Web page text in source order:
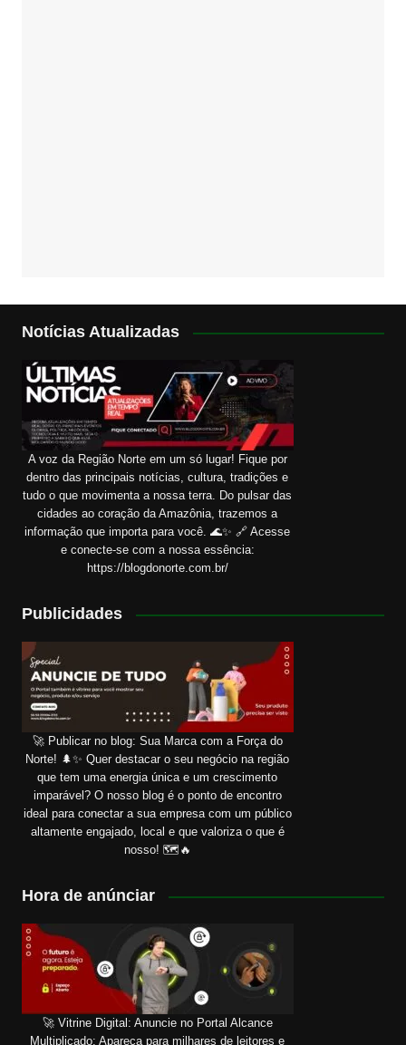
Notícias Atualizadas
A voz da Região Norte em um só lugar! Fique por
dentro das principais notícias, cultura, tradições e
tudo o que movimenta a nossa terra. Do pulsar das
cidades ao coração da Amazônia, trazemos a
informação que importa para você. 🌊✨ 🔗 Acesse
e conecte-se com a nossa essência:
https://blogdonorte.com.br/
Publicidades
🚀 Publicar no blog: Sua Marca com a Força do
Norte! 🌲✨ Quer destacar o seu negócio na região
que tem uma energia única e um crescimento
imparável? O nosso blog é o ponto de encontro
ideal para conectar a sua empresa com um público
altamente engajado, local e que valoriza o que é
nosso! 🗺️🔥
Hora de anúnciar
🚀 Vitrine Digital: Anuncie no Portal Alcance
Multiplicado: Apareça para milhares de leitores e